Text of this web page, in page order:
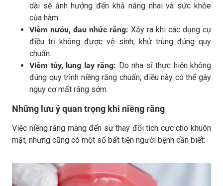
dài sẽ ảnh hưởng đến khả năng nhai và sức khỏe
của hàm.
Viêm nướu, đau nhức răng: Xảy ra khi các dụng cụ
điều trị không được vệ sinh, khử trùng đúng quy
chuẩn.
Viêm tủy, lung lay răng: Do nha sĩ thực hiện không
đúng quy trình niềng răng chuẩn, điều này có thể gây
nguy cơ mất răng sớm.
Những lưu ý quan trọng khi niềng răng
Việc niềng răng mang đến sự thay đổi tích cực cho khuôn
mặt, nhưng cũng có một số bất tiện người bệnh cần biết: